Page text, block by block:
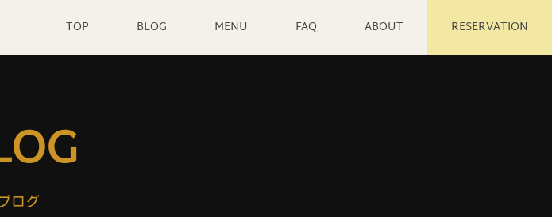
TOP BLOG MENU FAQ ABOUT RESERVATION
ログ